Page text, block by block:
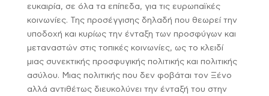
ευκαιρία, σε όλα τα επίπεδα, για τις ευρωπαϊκές
κοινωνίες. Της προσέγγισης δηλαδή που θεωρεί την
υποδοχή και κυρίως την ένταξη των προσφύγων και
μεταναστών στις τοπικές κοινωνίες, ως το κλειδί
μιας συνεκτικής προσφυγικής πολιτικής και πολιτικής
ασύλου. Μιας πολιτικής που δεν φοβάται τον Ξένο
αλλά αντιθέτως διευκολύνει την ένταξή του στην